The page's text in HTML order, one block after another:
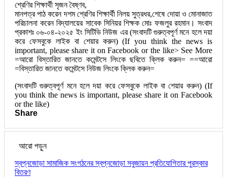
শ্রেণির শিক্ষার্থী সৃজন বৈষ্ণব,
মানপত্র পাঠ করেন দশম শ্রেণির শিক্ষার্থী নিলয় সুত্রধর,শেষে দোয়া ও মোনাজাত
পরিচালনা করেন বিদ্যালয়ের সাবেক সিনিয়র শিক্ষক মোঃ ফজলুর রহমান। সংবাদ
প্রকাশঃ ০৬-০৪-২০২৫ ইং সিটিভি নিউজ এর (সংবাদটি গুরুত্বপূর্ণ মনে হলে দয়া
করে ফেসবুকে লাইক বা শেয়ার করুন) (If you think the news is
important, please share it on Facebook or the like> See More
=আরো বিস্তারিত জানতে কমেন্টসে লিংকে ছবিতে ক্লিক করুন= ==আরো
=বিস্তারিত জানতে কমেন্টসে নিউজ লিংকে ক্লিক করুন=
(সংবাদটি গুরুত্বপূর্ণ মনে হলে দয়া করে ফেসবুকে লাইক বা শেয়ার করুন) (If
you think the news is important, please share it on Facebook
or the like)
Share
আরো পড়ুন
স্বপ্নজোড়া সামাজিক সংগঠনের স্বপ্নজোড়া সবুজায়ন প্রতিযোগিতার পুরস্কার
বিতরণ